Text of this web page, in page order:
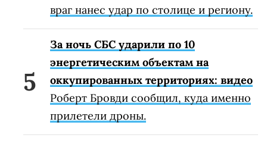
враг нанес удар по столице и региону.
За ночь СБС ударили по 10
энергетическим объектам на
оккупированных территориях: видео
Роберт Бровди сообщил, куда именно
прилетели дроны.